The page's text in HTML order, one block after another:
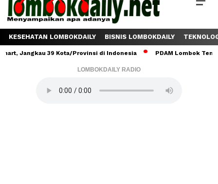
KESEHATAN LOMBOKDAILY BISNIS LOMBOKDAILY
39 Kota/Provinsi di Indonesia PDAM Lombok Tengah
LOMBOKDAILY RADIO